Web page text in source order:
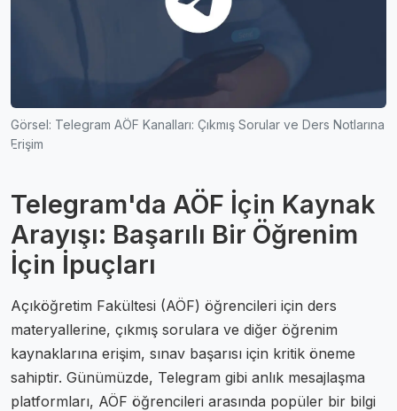
Görsel: Telegram AÖF Kanalları: Çıkmış Sorular ve Ders Notlarına
Erişim
Telegram'da AÖF İçin Kaynak
Arayışı: Başarılı Bir Öğrenim
İçin İpuçları
Açıköğretim Fakültesi (AÖF) öğrencileri için ders
materyallerine, çıkmış sorulara ve diğer öğrenim
kaynaklarına erişim, sınav başarısı için kritik öneme
sahiptir. Günümüzde, Telegram gibi anlık mesajlaşma
platformları, AÖF öğrencileri arasında popüler bir bilgi